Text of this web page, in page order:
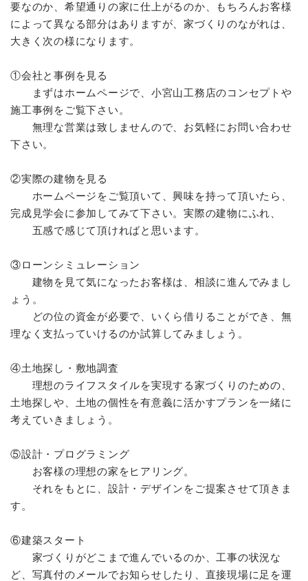
要なのか、希望通りの家に仕上がるのか、もちろんお客様
によって異なる部分はありますが、家づくりのながれは、
大きく次の様になります。
①会社と事例を見る
まずはホームページで、小宮山工務店のコンセプトや
施工事例をご覧下さい。
無理な営業は致しませんので、お気軽にお問い合わせ
下さい。
②実際の建物を見る
ホームページをご覧頂いて、興味を持って頂いたら、
完成見学会に参加してみて下さい。実際の建物にふれ、
五感で感じて頂ければと思います。
③ローンシミュレーション
建物を見て気になったお客様は、相談に進んでみまし
ょう。
どの位の資金が必要で、いくら借りることができ、無
理なく支払っていけるのか試算してみましょう。
④土地探し・敷地調査
理想のライフスタイルを実現する家づくりのための、
土地探しや、土地の個性を有意義に活かすプランを一緒に
考えていきましょう。
⑤設計・プログラミング
お客様の理想の家をヒアリング。
それをもとに、設計・デザインをご提案させて頂きま
す。
⑥建築スタート
家づくりがどこまで進んでいるのか、工事の状況な
ど、写真付のメールでお知らせしたり、直接現場に足を運